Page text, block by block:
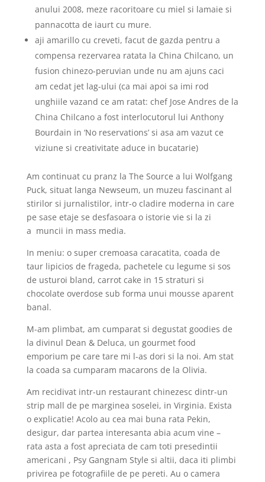
anului 2008, meze racoritoare cu miel si lamaie si
pannacotta de iaurt cu mure.
aji amarillo cu creveti, facut de gazda pentru a
compensa rezervarea ratata la China Chilcano, un
fusion chinezo-peruvian unde nu am ajuns caci
am cedat jet lag-ului (ca mai apoi sa imi rod
unghiile vazand ce am ratat: chef Jose Andres de la
China Chilcano a fost interlocutorul lui Anthony
Bourdain in ‘No reservations’ si asa am vazut ce
viziune si creativitate aduce in bucatarie)
Am continuat cu pranz la The Source a lui Wolfgang
Puck, situat langa Newseum, un muzeu fascinant al
stirilor si jurnalistilor, intr-o cladire moderna in care
pe sase etaje se desfasoara o istorie vie si la zi
a muncii in mass media.
In meniu: o super cremoasa caracatita, coada de
taur lipicios de frageda, pachetele cu legume si sos
de usturoi bland, carrot cake in 15 straturi si
chocolate overdose sub forma unui mousse aparent
banal.
M-am plimbat, am cumparat si degustat goodies de
la divinul Dean & Deluca, un gourmet food
emporium pe care tare mi l-as dori si la noi. Am stat
la coada sa cumparam macarons de la Olivia.
Am recidivat intr-un restaurant chinezesc dintr-un
strip mall de pe marginea soselei, in Virginia. Exista
o explicatie! Acolo au cea mai buna rata Pekin,
desigur, dar partea interesanta abia acum vine –
rata asta a fost apreciata de cam toti presedintii
americani , Psy Gangnam Style si altii, daca iti plimbi
privirea pe fotografiile de pe pereti. Au o camera